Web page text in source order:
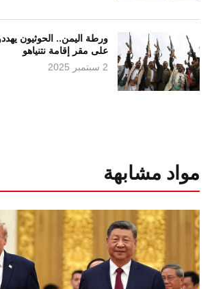
ورطة اليمن.. الحوثيون
على مقر إقامة نتنياهو
2 سبتمبر 2025
مواد مشابهة